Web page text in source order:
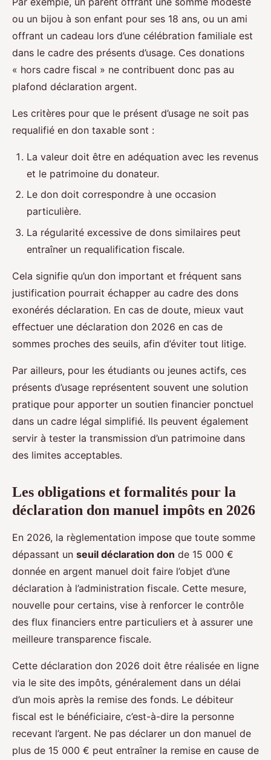
ou un bijou à son enfant pour ses 18 ans, ou un ami
offrant un cadeau lors d’une célébration familiale est
dans le cadre des présents d’usage. Ces donations
« hors cadre fiscal » ne contribuent donc pas au
plafond déclaration argent.
Les critères pour que le présent d’usage ne soit pas
requalifié en don taxable sont :
La valeur doit être en adéquation avec les revenus
et le patrimoine du donateur.
Le don doit correspondre à une occasion
particulière.
La régularité excessive de dons similaires peut
entraîner un requalification fiscale.
Cela signifie qu’un don important et fréquent sans
justification pourrait échapper au cadre des dons
exonérés déclaration. En cas de doute, mieux vaut
effectuer une déclaration don 2026 en cas de
sommes proches des seuils, afin d’éviter tout litige.
Par ailleurs, pour les étudiants ou jeunes actifs, ces
présents d’usage représentent souvent une solution
pratique pour apporter un soutien financier ponctuel
dans un cadre légal simplifié. Ils peuvent également
servir à tester la transmission d’un patrimoine dans
des limites acceptables.
Les obligations et formalités pour la
déclaration don manuel impôts en 2026
En 2026, la règlementation impose que toute somme
dépassant un seuil déclaration don de 15 000 €
donnée en argent manuel doit faire l’objet d’une
déclaration à l’administration fiscale. Cette mesure,
nouvelle pour certains, vise à renforcer le contrôle
des flux financiers entre particuliers et à assurer une
meilleure transparence fiscale.
Cette déclaration don 2026 doit être réalisée en ligne
via le site des impôts, généralement dans un délai
d’un mois après la remise des fonds. Le débiteur
fiscal est le bénéficiaire, c’est-à-dire la personne
recevant l’argent. Ne pas déclarer un don manuel de
plus de 15 000 € peut entraîner la remise en cause de